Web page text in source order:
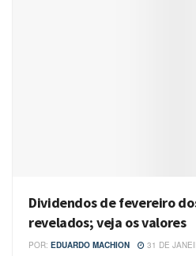
Dividendos de fevereiro
revelados; veja os valores
POR: EDUARDO MACHION 31 DE